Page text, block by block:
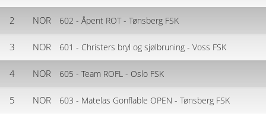
2 NOR 602 - Åpent ROT - Tønsberg FSK
3 NOR 601 - Christers bryl og sjølbruning - Voss FSK
4 NOR 605 - Team ROFL - Oslo FSK
5 NOR 603 - Matelas Gonflable OPEN - Tønsberg FSK